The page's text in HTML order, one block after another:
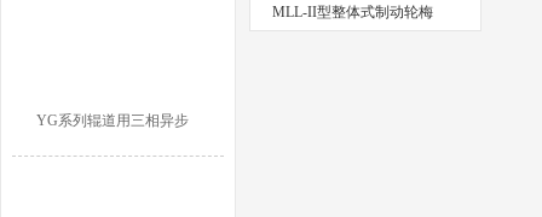
YG系列辊道用三相异步
MLL-II型整体式制动轮梅